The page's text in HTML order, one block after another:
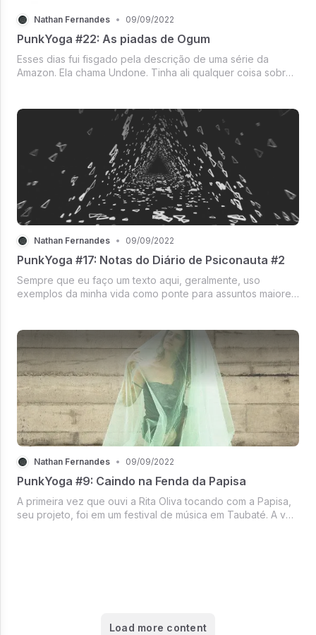
Nathan Fernandes • 09/09/2022
PunkYoga #22: As piadas de Ogum
Esses dias fui fisgado pela descrição de uma série da
Amazon. Ela chama Undone. Tinha ali qualquer coisa sobre
Nathan Fernandes • 09/09/2022
PunkYoga #17: Notas do Diário de Psiconauta #2
Sempre que eu faço um texto aqui, geralmente, uso
exemplos da minha vida como ponte para assuntos maiores,
mesmo.
Nathan Fernandes • 09/09/2022
PunkYoga #9: Caindo na Fenda da Papisa
A primeira vez que ouvi a Rita Oliva tocando com a Papisa,
seu projeto, foi em um festival de música em Taubaté. A voz
Load more content